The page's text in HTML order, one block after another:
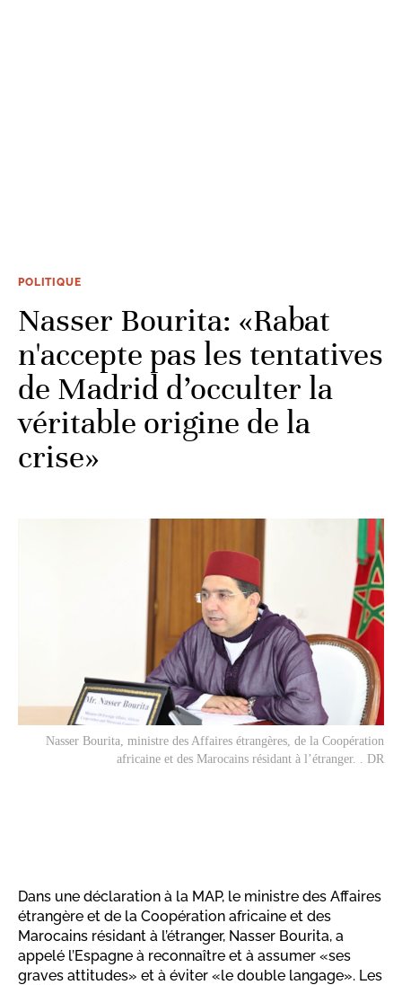
POLITIQUE
Nasser Bourita: «Rabat
n'accepte pas les tentatives
de Madrid d’occulter la
véritable origine de la
crise»
Nasser Bourita, ministre des Affaires étrangères, de la Coopération
africaine et des Marocains résidant à l’étranger. . DR
Dans une déclaration à la MAP, le ministre des Affaires
étrangère et de la Coopération africaine et des
Marocains résidant à l’étranger, Nasser Bourita, a
appelé l’Espagne à reconnaître et à assumer «ses
graves attitudes» et à éviter «le double langage». Les